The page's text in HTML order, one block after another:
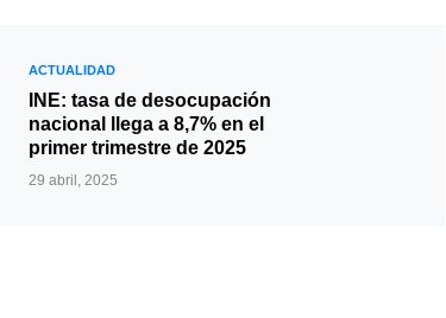
ACTUALIDAD
INE: tasa de desocupación
nacional llega a 8,7% en el
primer trimestre de 2025
29 abril, 2025